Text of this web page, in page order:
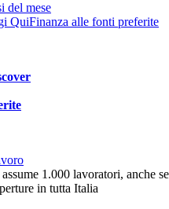
del mese
QuiFinanza alle fonti preferite
1.000 lavoratori, anche
in tutta Italia